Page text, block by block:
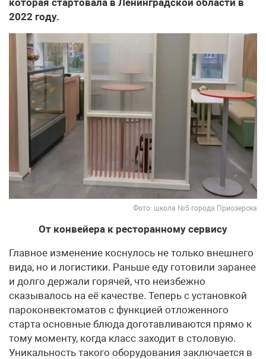
которая стартовала в Ленинградской области в
2022 году.
Фото: школа №5 города Приозерска
От конвейера к ресторанному сервису
Главное изменение коснулось не только внешнего
вида, но и логистики. Раньше еду готовили заранее
и долго держали горячей, что неизбежно
сказывалось на её качестве. Теперь с установкой
пароконвектоматов с функцией отложенного
старта основные блюда доготавливаются прямо к
тому моменту, когда класс заходит в столовую.
Уникальность такого оборудования заключается в